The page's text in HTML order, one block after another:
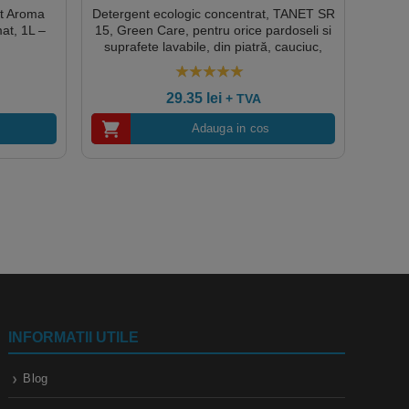
Aroma
1L –
Detergent ecologic concentrat, TANET SR
15, Green Care, pentru orice pardoseli si
suprafete lavabile, din piatră, cauciuc,
lemn lacuit, linoleum, PVC, PUR, plastic,
sticlă, ceramică, metal, 1L, certificare
Ecolabel, Nordic Swan, Cradle-to Cradle,
Biodegradabil complet, Dilutie 0,5%
29.35 lei + TVA
Adauga in cos
INFORMATII UTILE
Blog